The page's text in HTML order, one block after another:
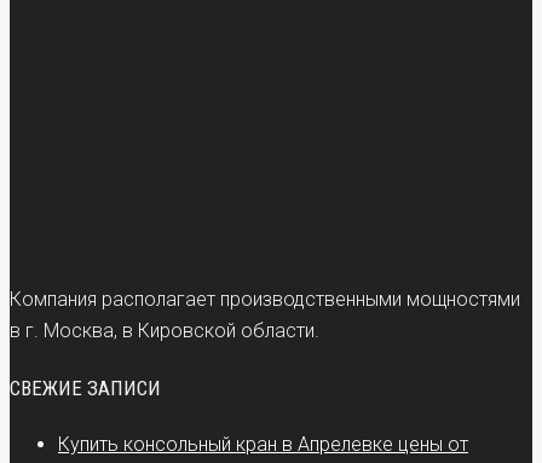
Компания располагает производственными мощностями
в г. Москва, в Кировской области.
СВЕЖИЕ ЗАПИСИ
Купить консольный кран в Апрелевке цены от